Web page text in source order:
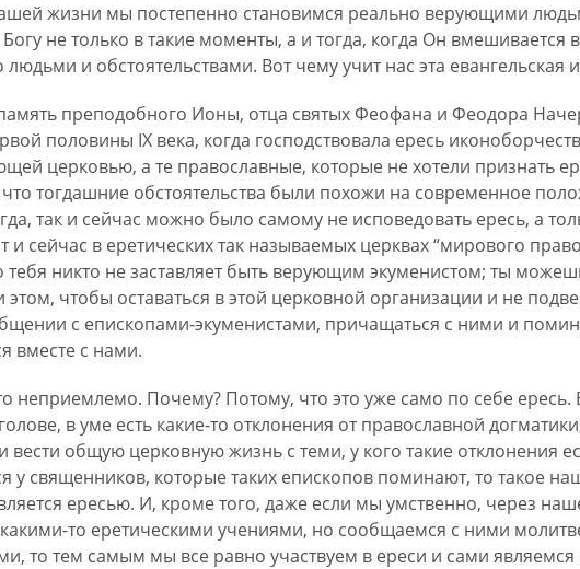
жизни мы постепенно становимся реально верующими
не только в такие моменты, а и тогда, когда Он вмешивается
и обстоятельствами. Вот чему учит нас эта евангельская
преподобного Ионы, отца святых Феофана и Феодора
половины IX века, когда господствовала ересь
церковью, а те православные, которые не хотели признать
тогдашние обстоятельства были похожи на современное
так и сейчас можно было самому не исповедовать ересь, а
сейчас в еретических так называемых церквах “мирового
никто не заставляет быть верующим экуменистом; ты
чтобы оставаться в этой церковной организации и не
с епископами-экуменистами, причащаться с ними и
вместе с нами.
неприемлемо. Почему? Потому, что это уже само по себе ересь.
в уме есть какие-то отклонения от православной
общую церковную жизнь с теми, у кого такие отклонения
у священников, которые таких епископов поминают, то такое
ересью. И, кроме того, даже если мы умственно, через
то еретическими учениями, но сообщаемся с ними
то тем самым мы все равно участвуем в ереси и сами являемся